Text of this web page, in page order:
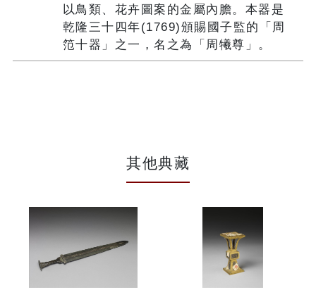
以鳥類、花卉圖案的金屬內膽。本器是
乾隆三十四年(1769)頒賜國子監的「周
笵十器」之一，名之為「周犧尊」。
其他典藏